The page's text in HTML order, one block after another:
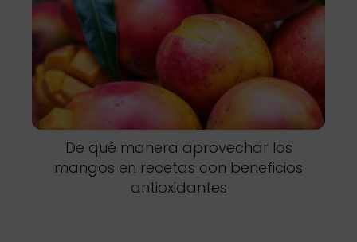
De qué manera aprovechar los
mangos en recetas con beneficios
antioxidantes